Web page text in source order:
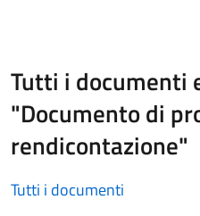
Tutti i documenti
"Documento di
rendicontazione"
Tutti i documenti